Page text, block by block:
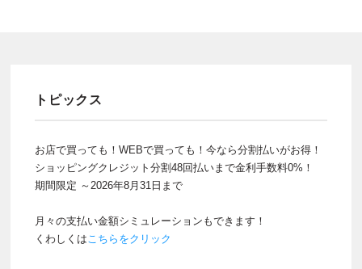
トピックス
お店で買っても！WEBで買っても！今なら分割払いがお得！
ショッピングクレジット分割48回払いまで金利手数料0%！
期間限定 ～2026年8月31日まで
月々の支払い金額シミュレーションもできます！
くわしくはこちらをクリック